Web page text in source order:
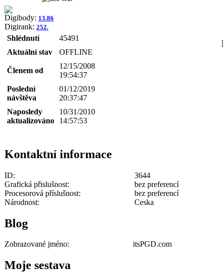
Digibody: 13.86
Digirank: 252.
Shlédnutí
45491
Aktuální stav
OFFLINE
Členem od
12/15/2008
19:54:37
Poslední
návštěva
01/12/2019
20:37:47
Naposledy
aktualizováno
10/31/2010
14:57:53
Kontaktní informace
ID:
3644
Grafická přislušnost:
bez preferencí
Procesorová příslušnost:
bez preferencí
Národnost:
Ceska
Blog
Zobrazované jméno: itsPGD.com
Moje sestava